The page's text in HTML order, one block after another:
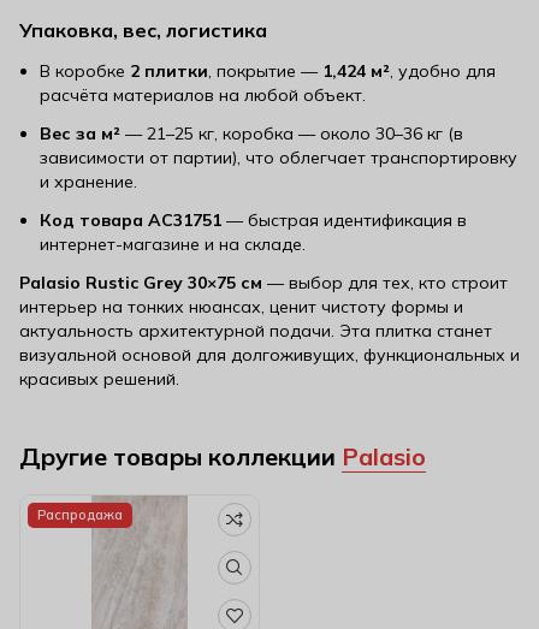
Упаковка, вес, логистика
В коробке 2 плитки, покрытие — 1,424 м², удобно для
расчёта материалов на любой объект.
Вес за м² — 21–25 кг, коробка — около 30–36 кг (в
зависимости от партии), что облегчает транспортировку
и хранение.
Код товара AC31751 — быстрая идентификация в
интернет-магазине и на складе.
Palasio Rustic Grey 30×75 см — выбор для тех, кто строит
интерьер на тонких нюансах, ценит чистоту формы и
актуальность архитектурной подачи. Эта плитка станет
визуальной основой для долгоживущих, функциональных и
красивых решений.
Другие товары коллекции Palasio
Распродажа